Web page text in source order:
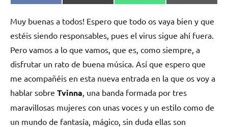
en
en
(Twitter)
en
en
Muy buenas a todos! Espero que todo os vaya bien y que
estéis siendo responsables, pues el virus sigue ahí fuera.
Pero vamos a lo que vamos, que es, como siempre, a
disfrutar un rato de buena música. Así que espero que
me acompañéis en esta nueva entrada en la que os voy a
hablar sobre Tvinna , una banda formada por tres
maravillosas mujeres con unas voces y un estilo como de
un mundo de fantasía, mágico, sin duda ellas son